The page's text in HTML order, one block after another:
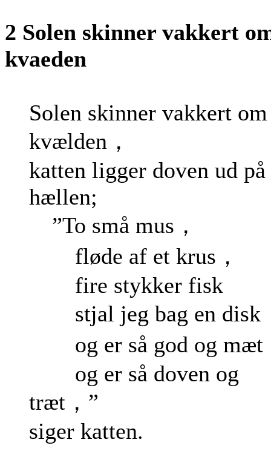
2 Solen skinner vakkert
kvaeden
Solen skinner vakkert om
kvælden，
katten ligger doven ud på
hællen;
”To små mus，
fløde af et krus，
fire stykker fisk
stjal jeg bag en disk
og er så god og mæt
og er så doven og
træt，”
siger katten.